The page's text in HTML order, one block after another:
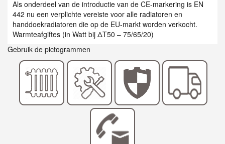
Als onderdeel van de introductie van de CE-markering is EN
442 nu een verplichte vereiste voor alle radiatoren en
handdoekradiatoren die op de EU-markt worden verkocht.
Warmteafgiftes (in Watt bij ΔT50 – 75/65/20)
Gebruik de pictogrammen